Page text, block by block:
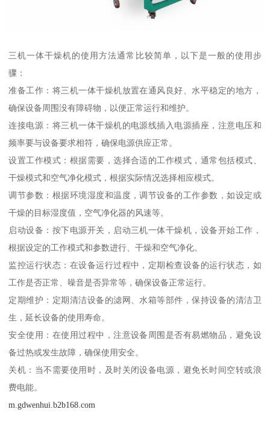
三机一体干燥机的使用方法通常比较简单，以下是一般的使用步
骤：
准备工作：将三机一体干燥机放置在通风良好、水平稳定的地方，
确保设备周围没有障碍物，以便正常运行和维护。
连接电源：将三机一体干燥机的电源线插入电源插座，注意电压和
频率要与设备要求相符，确保电源供应正常。
设置工作模式：根据需要，选择合适的工作模式，通常包括模式、
干燥模式和空气净化模式，根据实际情况选择相应模式。
调节参数：根据环境湿度和温度，调节设备的工作参数，如设定或
干燥的目标湿度值，空气净化器的风速等。
启动设备：按下电源开关，启动三机一体干燥机，设备开始工作，
根据设定的工作模式和参数进行、干燥和空气净化。
监控运行状态：在设备运行过程中，定期检查设备的运行状态，如
工作是否正常、噪音是否异常等，确保设备正常运行。
定期维护：定期清洁设备的滤网、水箱等部件，保持设备的清洁卫
生，延长设备的使用寿命。
安全使用：在使用过程中，注意设备周围是否有易燃物品，避免设
备过热或发生故障，确保使用安全。
关机：当不需要使用时，及时关闭设备电源，避免长时间空转或浪
费电能。
m.gdwenhui.b2b168.com